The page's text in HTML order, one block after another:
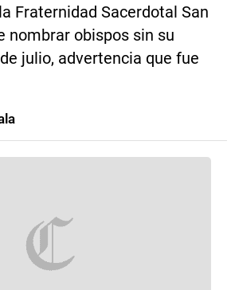
Fraternidad Sacerdotal San
nombrar obispos sin su
julio, advertencia que fue